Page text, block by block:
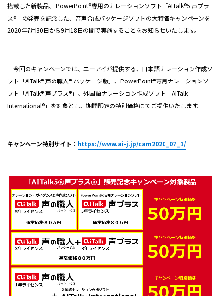
搭載した新製品、 PowerPoint®専用のナレーションソフト「AITalk®5 声プラ
ス®」の発売を記念した、音声合成パッケージソフトの大特価キャンペーンを
2020年7月30日から9月18日の間で実施することをお知らせいたします。
今回のキャンペーンでは、エーアイが提供する、日本語ナレーション作成ソ
フト「AITalk® 声の職人® パッケージ版」、PowerPoint®専用ナレーションソ
フト「AITalk® 声プラス®」、外国語ナレーション作成ソフト「AITalk
International®」を対象とし、期間限定の特別価格にてご提供いたします。
キャンペーン特別サイト： https://www.ai-j.jp/cam2020_07_1/